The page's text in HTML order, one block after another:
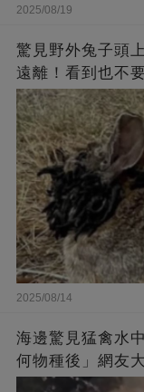
2025/08/19
驚見野外兔子頭
遠離！看到也不
2025/08/14
海邊驚見猛禽水
何物種後」網友